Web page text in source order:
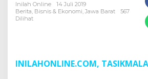
Desa
Wista
Inilah Online
14 Juli 2019
Berita, Bisnis & Ekonomi, Jawa Barat
567
Dilihat
INILAHONLINE.COM,